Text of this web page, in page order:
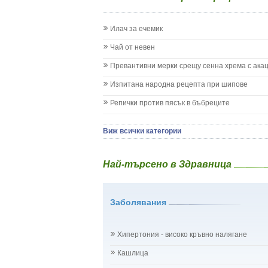
Запек на бебето и детето
Кашлица при бебето и детето
Колики
Менингит
Млечница
Нощно напикаване - енуреза
Плач
Проблеми с очите на бебето и детето
Рубеола
Температура - висока
Илач за ечемик
Чай от невен
Превантивни мерки срещу сенна хрема с
Изпитана народна рецепта при шипове
Репички против пясък в бъбреците
Виж всички категории
Най-търсено в Здравница
Заболявания
Хипертония - високо кръвно налягане
Кашлица